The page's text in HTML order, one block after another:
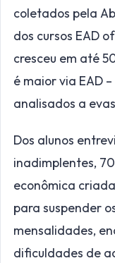
coletados pela
dos cursos EAD
cresceu em até
é maior via EAD
analisados a
Dos alunos
inadimplentes,
econômica
para suspender
mensalidades,
dificuldades de